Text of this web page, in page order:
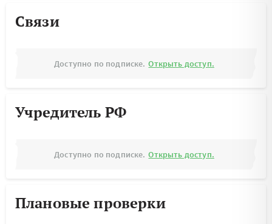
Связи
Доступно по подписке. Открыть доступ.
Учредитель РФ
Доступно по подписке. Открыть доступ.
Плановые проверки